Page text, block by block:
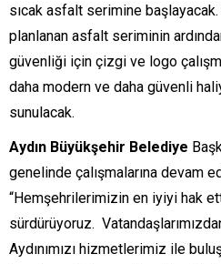
sıcak asfalt serimine başlayacak.
planlanan asfalt seriminin
güvenliği için çizgi ve logo
daha modern ve daha güvenli
sunulacak.
Aydın Büyükşehir Belediye
genelinde çalışmalarına devam
“Hemşehrilerimizin en iyiyi hak
sürdürüyoruz.
Aydınımızı hizmetlerimiz ile